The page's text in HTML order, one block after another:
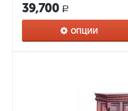
39,700 Р
ОПЦИИ